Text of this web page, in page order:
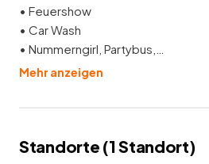
• Feuershow
• Car Wash
• Nummerngirl, Partybus,…
Mehr anzeigen
Standorte (1Standort)